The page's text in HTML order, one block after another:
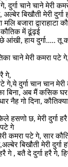
दुर्गा चाने चाने मेरी
अल्बेर बिखौती मेरी दुर्गा
बजारा द्वाराहाटा
कौतिक में ढूंढ़ई
छे आंखी, हाय दुर्गा..... तू
चाने मेरी कमरा पटे
गे,
गे,ये दुर्गा चान चान
बिना, अब मैं कसिक घर
नैह गो दिना,
हसणो छ, मेरी दुर्गा
गे
कमरा पटे गे, सार
बिखौती मेरी दुर्गा
गे , बतै दे दुर्गा हरै गे,